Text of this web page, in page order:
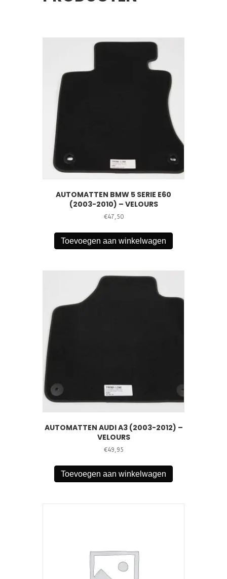
AUTOMATTEN BMW 5 SERIE E60
(2003-2010) – VELOURS
€47,50
Toevoegen aan winkelwagen
AUTOMATTEN AUDI A3 (2003-2012) –
VELOURS
€49,95
Toevoegen aan winkelwagen